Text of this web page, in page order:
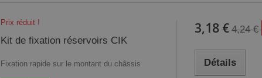
Prix réduit !
Kit de fixation réservoirs CIK
Fixation rapide sur le montant du châssis
3,18 € 4,24 €
Détails